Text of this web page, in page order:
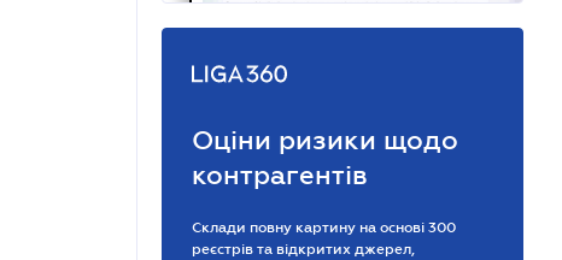
Оціни ризики щодо
контрагентів
Склади повну картину на основі 300
реєстрів та відкритих джерел,